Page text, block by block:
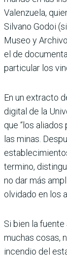
Valenzuela,
Silvano Godoi
Museo y
el de
particular los
En un extracto
digital de la
que “los
las minas.
termino,
no dar más
olvidado en los
Si bien la
muchas cosas,
incendio del